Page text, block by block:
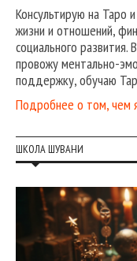
Консультирую на Таро
жизни и отношений,
социального
провожу ментально-
поддержку, обучаю
Подробнее о том, чем
ШКОЛА ШУВАНИ